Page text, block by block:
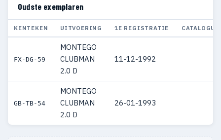
Oudste exemplaren
KENTEKEN UITVOERING 1E REGISTRATIE
FX-DG-59
MONTEGO
CLUBMAN
2.0 D
11-12-1992
GB-TB-54
MONTEGO
CLUBMAN
2.0 D
26-01-1993